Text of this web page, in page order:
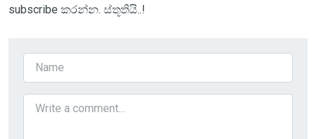
subscribe කරන්න. ස්තූතියි..!